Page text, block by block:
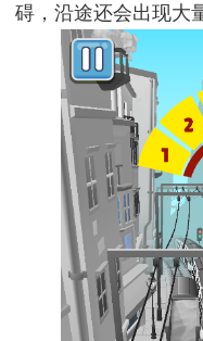
碍，沿途还会出现大